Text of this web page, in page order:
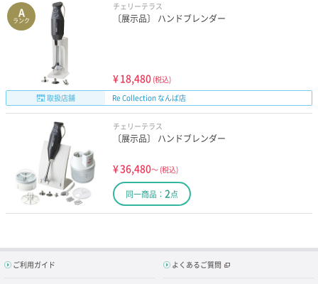
A
ランク
チェリーテラス
〔展示品〕 ハンドブレンダー
¥18,480 (税込)
取扱店舗
Re Collection なんば店
チェリーテラス
〔展示品〕 ハンドブレンダー
¥36,480～ (税込)
同一商品： 2点
ご利用ガイド よくあるご質問